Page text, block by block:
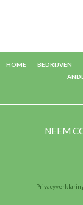
HOME BEDRIJVEN
NEEM